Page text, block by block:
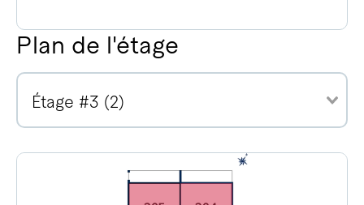
Plan de l'étage
Étage #3 (2)